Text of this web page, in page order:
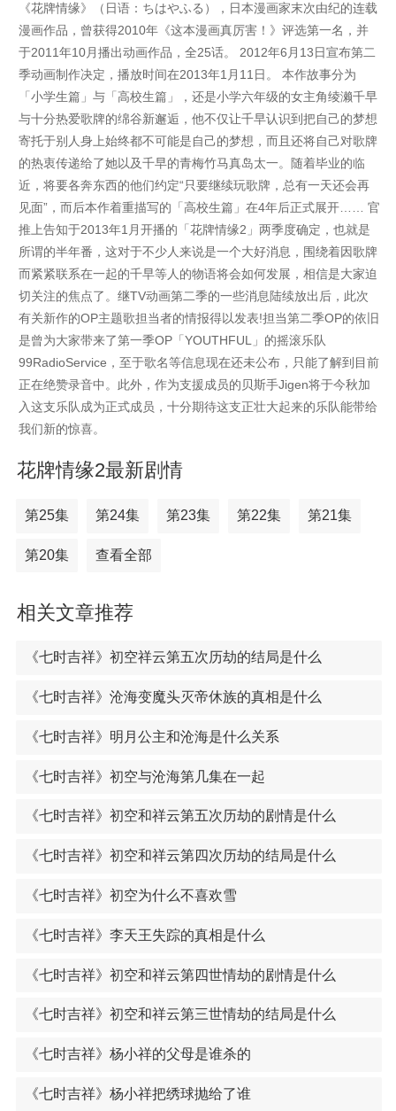
《花牌情缘》（日语：ちはやふる），日本漫画家末次由纪的连载
漫画作品，曾获得2010年《这本漫画真厉害！》评选第一名，并
于2011年10月播出动画作品，全25话。 2012年6月13日宣布第二
季动画制作决定，播放时间在2013年1月11日。 本作故事分为
「小学生篇」与「高校生篇」，还是小学六年级的女主角绫濑千早
与十分热爱歌牌的绵谷新邂逅，他不仅让千早认识到把自己的梦想
寄托于别人身上始终都不可能是自己的梦想，而且还将自己对歌牌
的热衷传递给了她以及千早的青梅竹马真岛太一。随着毕业的临
近，将要各奔东西的他们约定“只要继续玩歌牌，总有一天还会再
见面”，而后本作着重描写的「高校生篇」在4年后正式展开…… 官
推上告知于2013年1月开播的「花牌情缘2」两季度确定，也就是
所谓的半年番，这对于不少人来说是一个大好消息，围绕着因歌牌
而紧紧联系在一起的千早等人的物语将会如何发展，相信是大家迫
切关注的焦点了。继TV动画第二季的一些消息陆续放出后，此次
有关新作的OP主题歌担当者的情报得以发表!担当第二季OP的依旧
是曾为大家带来了第一季OP「YOUTHFUL」的摇滚乐队
99RadioService，至于歌名等信息现在还未公布，只能了解到目前
正在绝赞录音中。此外，作为支援成员的贝斯手Jigen将于今秋加
入这支乐队成为正式成员，十分期待这支正壮大起来的乐队能带给
我们新的惊喜。
花牌情缘2最新剧情
第25集 第24集 第23集 第22集 第21集
第20集 查看全部
相关文章推荐
《七时吉祥》初空祥云第五次历劫的结局是什么
《七时吉祥》沧海变魔头灭帝休族的真相是什么
《七时吉祥》明月公主和沧海是什么关系
《七时吉祥》初空与沧海第几集在一起
《七时吉祥》初空和祥云第五次历劫的剧情是什么
《七时吉祥》初空和祥云第四次历劫的结局是什么
《七时吉祥》初空为什么不喜欢雪
《七时吉祥》李天王失踪的真相是什么
《七时吉祥》初空和祥云第四世情劫的剧情是什么
《七时吉祥》初空和祥云第三世情劫的结局是什么
《七时吉祥》杨小祥的父母是谁杀的
《七时吉祥》杨小祥把绣球抛给了谁